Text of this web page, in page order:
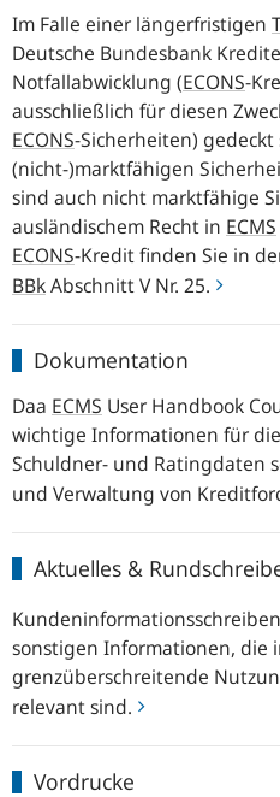
Im Falle einer längerfristigen
Deutsche Bundesbank
Notfallabwicklung (ECONS-
ausschließlich für diesen
ECONS-Sicherheiten)
(nicht-)marktfähigen
sind auch nicht marktfähige
ausländischem Recht in ECMS
ECONS-Kredit finden Sie in
BBkAbschnitt V Nr. 25.
ECONS-
Sicherheiten
in
ECMS
Dokumentation
Daa ECMS User Handbook
wichtige Informationen für
Schuldner- und Ratingdaten
und Verwaltung von
Aktuelles &
sonstigen Informationen, die
grenzüberschreitende
relevant sind.
&
Rundschreiben
Vordrucke